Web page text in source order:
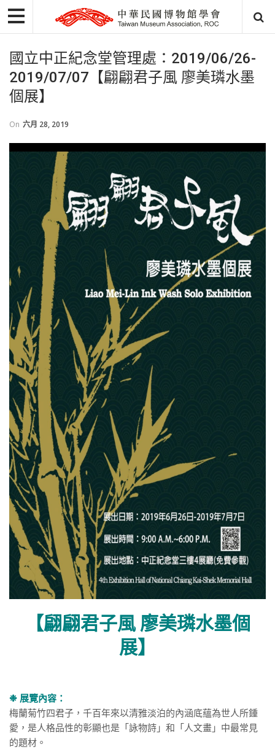
國立中正紀念堂管理處：2019/06/26-
2019/07/07【翩翩君子風 廖美璘水墨
個展】
On 六月 28, 2019
【翩翩君子風 廖美璘水墨個
展】
❉ 展覽內容：
梅蘭菊竹四君子，千百年來以清雅淡泊的內涵底蘊為世人所鍾
愛，是人格品性的彰顯也是「詠物詩」和「人文畫」中最常見
的題材。